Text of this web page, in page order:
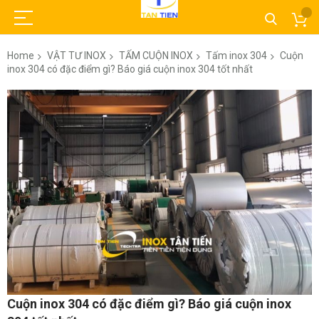
Home VẬT TƯ INOX TẤM CUỘN INOX Tấm inox 304
Cuộn
inox 304 có đặc điểm gì? Báo giá cuộn inox 304 tốt nhất
Skip
end
images
gallery
Skip
Cuộn inox 304 có đặc điểm gì? Báo giá cuộn inox